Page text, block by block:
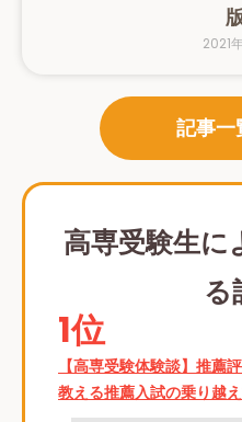
2021
記事一
高専受験生
る
1位
【高専受験体験談】推薦
教える推薦入試の乗り越え